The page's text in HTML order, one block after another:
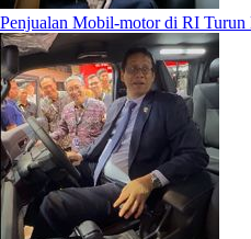
Penjualan Mobil-motor di RI